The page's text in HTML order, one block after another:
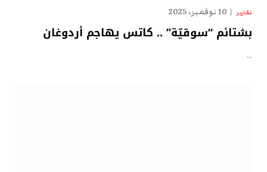
تقارير 10 نوفمبر، 2025
بشتائم “سوقيّة” .. كاتس يهاجم أردوغان
…